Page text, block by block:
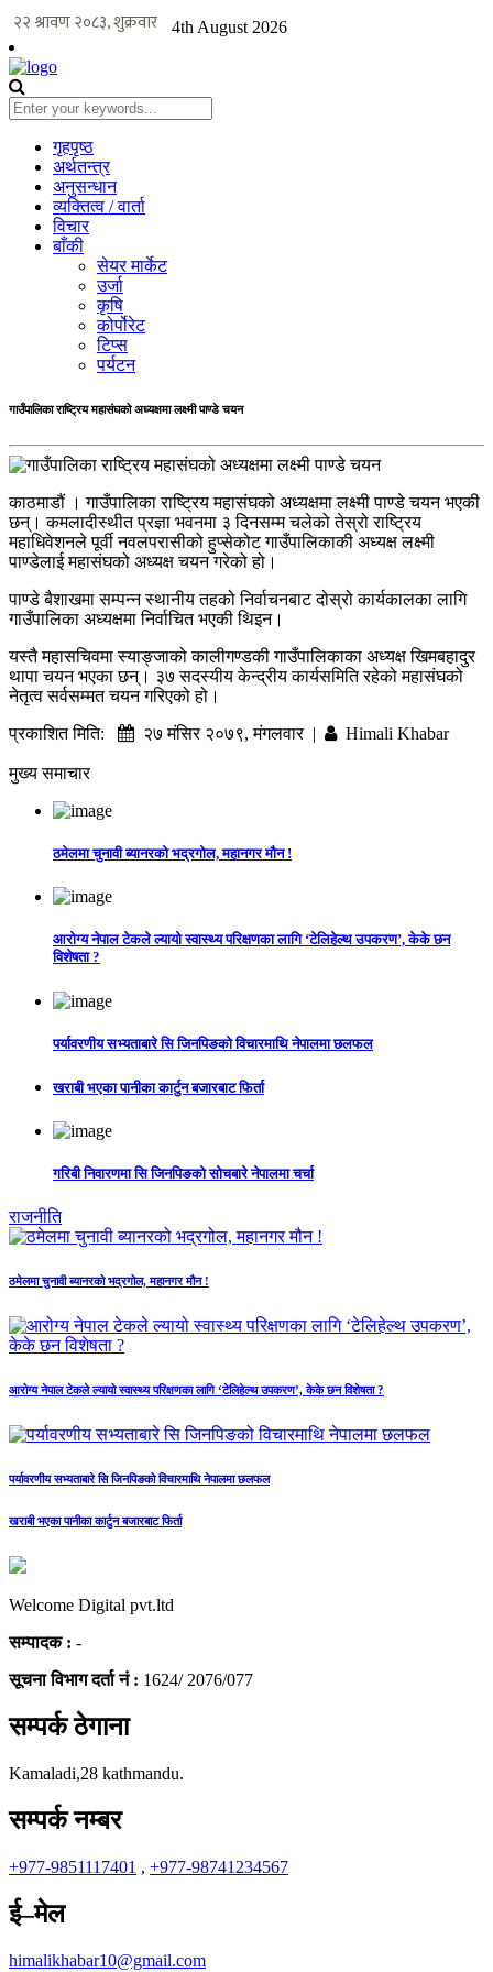
4th August 2026
गृहपृष्ठ
अर्थतन्त्र
अनुसन्धान
व्यक्तित्व / वार्ता
विचार
बाँकी
सेयर मार्केट
उर्जा
कृषि
कोर्पोरेट
टिप्स
पर्यटन
गाउँपालिका राष्ट्रिय महासंघको अध्यक्षमा लक्ष्मी पाण्डे चयन
काठमाडौं । गाउँपालिका राष्ट्रिय महासंघको अध्यक्षमा लक्ष्मी पाण्डे चयन भएकी
छन्। कमलादीस्थीत प्रज्ञा भवनमा ३ दिनसम्म चलेको तेस्रो राष्ट्रिय
महाधिवेशनले पूर्वी नवलपरासीको हुप्सेकोट गाउँपालिकाकी अध्यक्ष लक्ष्मी
पाण्डेलाई महासंघको अध्यक्ष चयन गरेको हो।
पाण्डे बैशाखमा सम्पन्न स्थानीय तहको निर्वाचनबाट दोस्रो कार्यकालका लागि
गाउँपालिका अध्यक्षमा निर्वाचित भएकी थिइन।
यस्तै महासचिवमा स्याङ्जाको कालीगण्डकी गाउँपालिकाका अध्यक्ष खिमबहादुर
थापा चयन भएका छन्। ३७ सदस्यीय केन्द्रीय कार्यसमिति रहेको महासंघको
नेतृत्व सर्वसम्मत चयन गरिएको हो।
प्रकाशित मिति:
२७ मंसिर २०७९, मंगलवार | Himali Khabar
मुख्य समाचार
ठमेलमा चुनावी ब्यानरको भद्रगोल, महानगर मौन !
आरोग्य नेपाल टेकले ल्यायो स्वास्थ्य परिक्षणका लागि ‘टेलिहेल्थ उपकरण’, केके छन
विशेषता ?
पर्यावरणीय सभ्यताबारे सि जिनपिङको विचारमाथि नेपालमा छलफल
खराबी भएका पानीका कार्टुन बजारबाट फिर्ता
गरिबी निवारणमा सि जिनपिङको सोचबारे नेपालमा चर्चा
राजनीति
ठमेलमा चुनावी ब्यानरको भद्रगोल, महानगर मौन !
आरोग्य नेपाल टेकले ल्यायो स्वास्थ्य परिक्षणका लागि ‘टेलिहेल्थ उपकरण’, केके छन विशेषता ?
पर्यावरणीय सभ्यताबारे सि जिनपिङको विचारमाथि नेपालमा छलफल
खराबी भएका पानीका कार्टुन बजारबाट फिर्ता
Welcome Digital pvt.ltd
सम्पादक : -
सूचना विभाग दर्ता नं : 1624/ 2076/077
सम्पर्क ठेगाना
Kamaladi,28 kathmandu.
सम्पर्क नम्बर
+977-9851117401 , +977-98741234567
ई–मेल
himalikhabar10@gmail.com